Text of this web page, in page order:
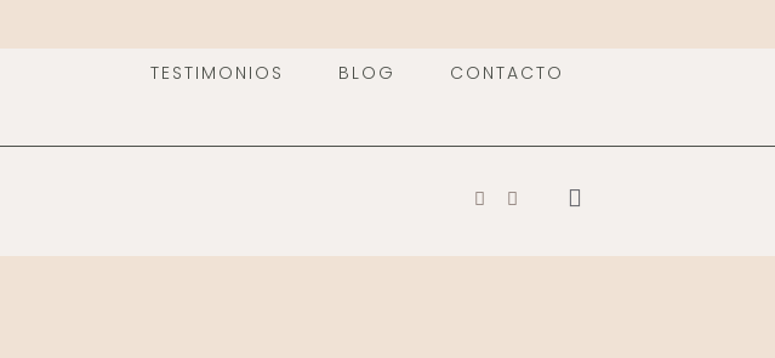
TESTIMONIOS BLOG CONTACTO